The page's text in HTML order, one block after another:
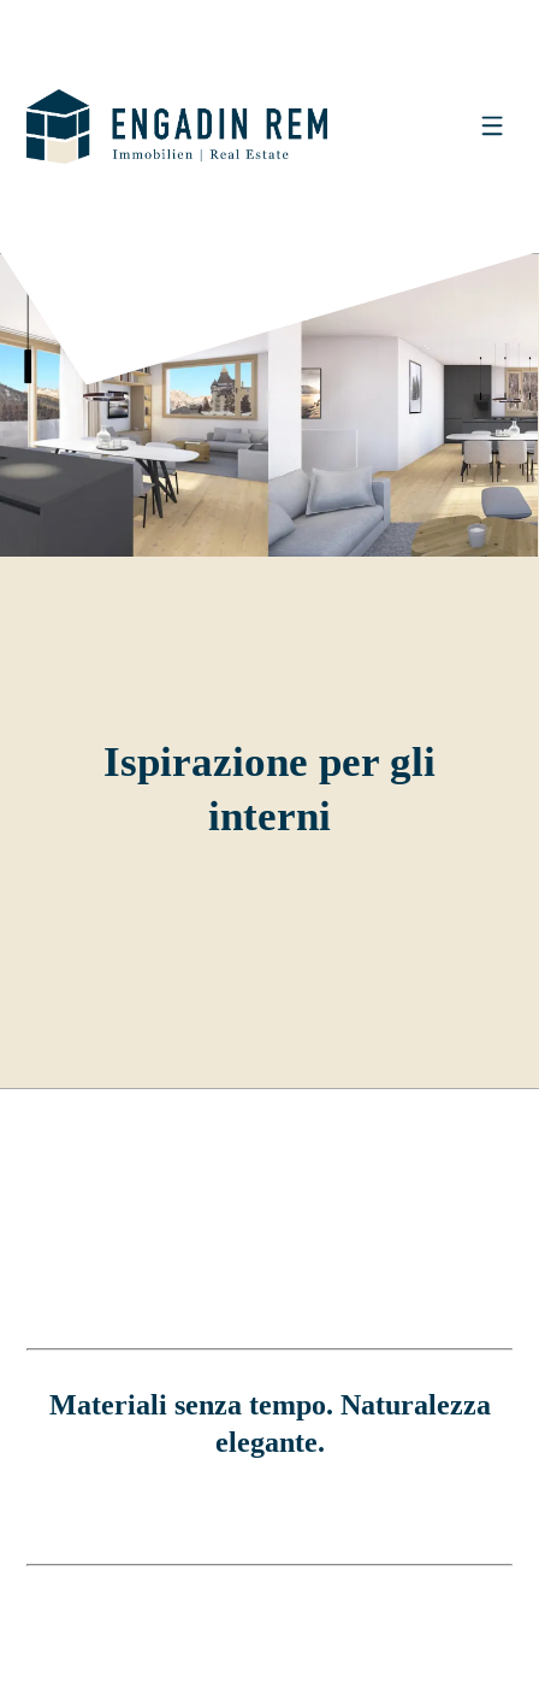
Ispirazione per gli
interni
Materiali senza tempo. Naturalezza
elegante.